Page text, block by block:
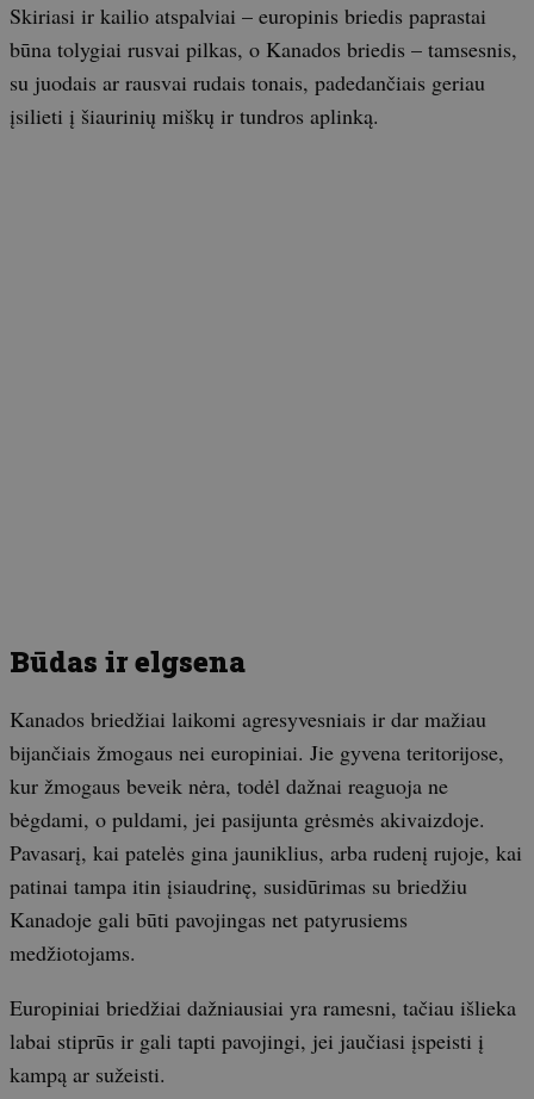
Skiriasi ir kailio atspalviai – europinis briedis paprastai
būna tolygiai rusvai pilkas, o Kanados briedis – tamsesnis,
su juodais ar rausvai rudais tonais, padedančiais geriau
įsilieti į šiaurinių miškų ir tundros aplinką.
Būdas ir elgsena
Kanados briedžiai laikomi agresyvesniais ir dar mažiau
bijančiais žmogaus nei europiniai. Jie gyvena teritorijose,
kur žmogaus beveik nėra, todėl dažnai reaguoja ne
bėgdami, o puldami, jei pasijunta grėsmės akivaizdoje.
Pavasarį, kai patelės gina jauniklius, arba rudenį rujoje, kai
patinai tampa itin įsiaudrinę, susidūrimas su briedžiu
Kanadoje gali būti pavojingas net patyrusiems
medžiotojams.
Europiniai briedžiai dažniausiai yra ramesni, tačiau išlieka
labai stiprūs ir gali tapti pavojingi, jei jaučiasi įspeisti į
kampą ar sužeisti.